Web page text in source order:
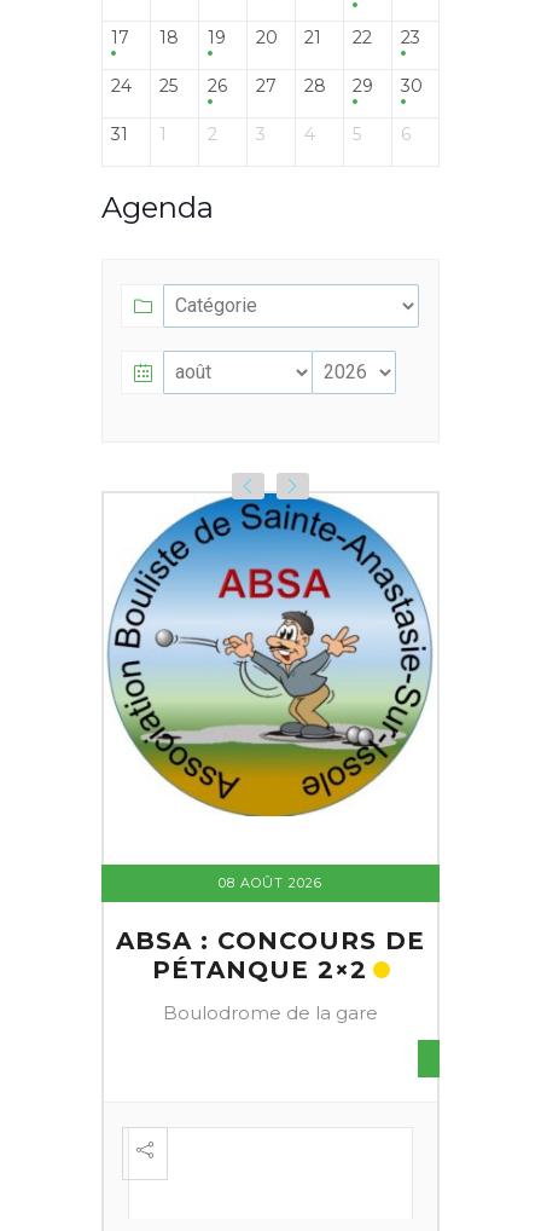
17 18 19 20 21 22 23
24 25 26 27 28 29 30
31 1 2 3 4 5 6
Agenda
08 AOÛT 2026
ABSA : CONCOURS DE
PÉTANQUE 2×2
Boulodrome de la gare